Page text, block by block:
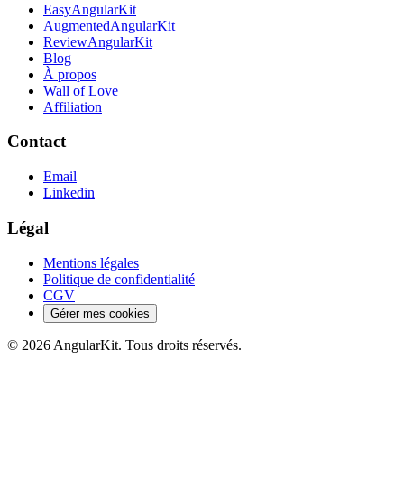
EasyAngularKit
AugmentedAngularKit
ReviewAngularKit
Blog
À propos
Wall of Love
Affiliation
Contact
Email
Linkedin
Légal
Mentions légales
Politique de confidentialité
CGV
Gérer mes cookies
© 2026 AngularKit. Tous droits réservés.